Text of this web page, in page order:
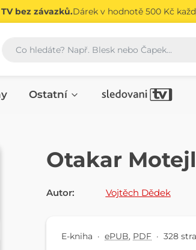
bez závazků.Dárek v hodnotě 500 Kč
Vyhledávání
Ostatní
E-KNIHA
Otakar Motejl
Autor: Vojtěch Dědek
E-kniha · ePUB, PDF · 328